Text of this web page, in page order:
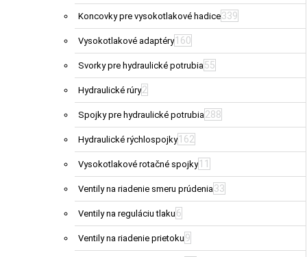
Koncovky pre vysokotlakové hadice339
Vysokotlakové adaptéry 160
Svorky pre hydraulické potrubia55
Hydraulické rúry2
Spojky pre hydraulické potrubia288
Hydraulické rýchlospojky 162
Vysokotlakové rotačné spojky 11
Ventily na riadenie smeru prúdenia33
Ventily na reguláciu tlaku 6
Ventily na riadenie prietoku 9